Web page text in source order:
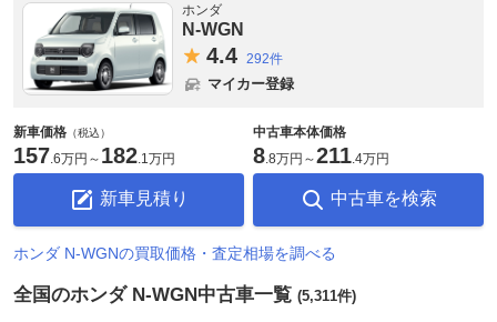
ホンダ
N-WGN
4.4 292件
マイカー登録
新車価格 （税込）
157 6万円 ～ 182 1万円
新車見積り
中古車本体価格
8 8万円 ～211 4万円
中古車を検索
ホンダ N-WGNの買取価格・査定相場を調べる
全国のホンダ N-WGN中古車一覧 (5,311件)